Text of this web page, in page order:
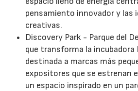
pensamiento innovador y las
creativas.
Discovery Park - Parque del
que transforma la incubadora
destinada a marcas más
expositores que se estrenan
un espacio inspirado en un